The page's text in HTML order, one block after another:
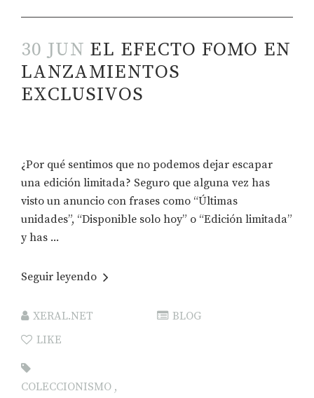
30 JUN EL EFECTO FOMO EN
LANZAMIENTOS
EXCLUSIVOS
¿Por qué sentimos que no podemos dejar escapar
una edición limitada? Seguro que alguna vez has
visto un anuncio con frases como “Últimas
unidades”, “Disponible solo hoy” o “Edición limitada”
y has ...
Seguir leyendo
XERAL.NET
BLOG
LIKE
COLECCIONISMO ,